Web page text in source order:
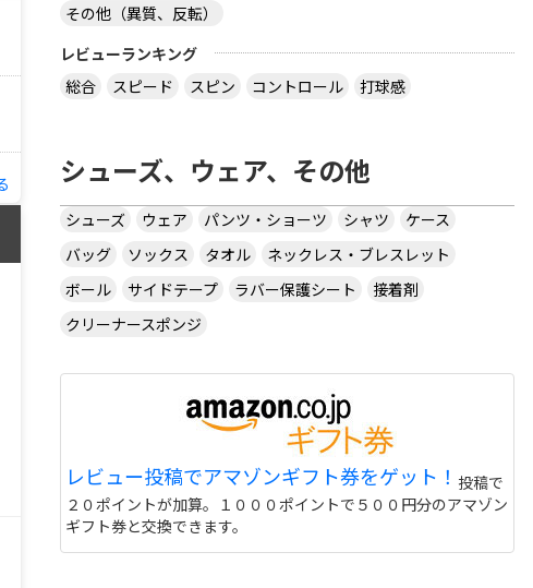
その他（異質、反転）
レビューランキング
総合
スピード スピン コントロール 打球感
シューズ、ウェア、その他
シューズ ウェア パンツ・ショーツ シャツ
ケース
バッグ
ソックス タオル
ネックレス・ブレスレット
ボール
サイドテープ ラバー保護シート
接着剤
クリーナースポンジ
レビュー投稿でアマゾンギフト券をゲット！ 投稿で
２０ポイントが加算。１０００ポイントで５００円分のアマゾン
ギフト券と交換できます。